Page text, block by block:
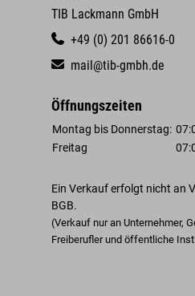
TIB Lackmann GmbH
+49 (0) 201 86616-0
mail@tib-gmbh.de
Öffnungszeiten
Montag bis Donnerstag:
Freitag
Ein Verkauf erfolgt nicht an
BGB.
(Verkauf nur an Unternehmer,
Freiberufler und öffentliche